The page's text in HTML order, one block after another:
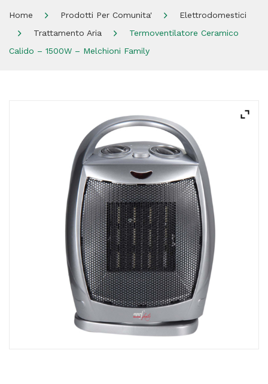
SHOP
Home Prodotti Per Comunita'
Elettrodomestici
Trattamento Aria
Termoventilatore Ceramico
Calido – 1500W – Melchioni Family